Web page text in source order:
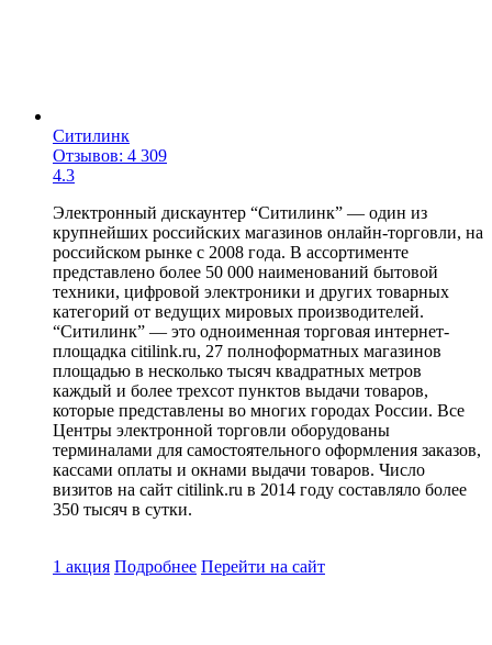
Ситилинк
Отзывов: 4 309
4.3
Электронный дискаунтер “Ситилинк” — один из
крупнейших российских магазинов онлайн-торговли, на
российском рынке с 2008 года. В ассортименте
представлено более 50 000 наименований бытовой
техники, цифровой электроники и других товарных
категорий от ведущих мировых производителей.
“Ситилинк” — это одноименная торговая интернет-
площадка citilink.ru, 27 полноформатных магазинов
площадью в несколько тысяч квадратных метров
каждый и более трехсот пунктов выдачи товаров,
которые представлены во многих городах России. Все
Центры электронной торговли оборудованы
терминалами для самостоятельного оформления заказов,
кассами оплаты и окнами выдачи товаров. Число
визитов на сайт citilink.ru в 2014 году составляло более
350 тысяч в сутки.
1 акция Подробнее Перейти на сайт